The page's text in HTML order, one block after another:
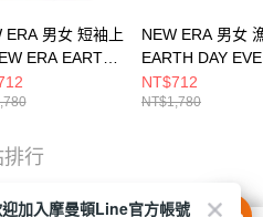
ERA 男女 短袖上
ERA EARTH
ERA
NEW ERA 男女
EARTH DAY
DAY NEW ERA
NE13705309
NT$712
NT$1,780
排行
加入摩曼頓Line官方帳號